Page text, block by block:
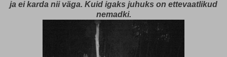
ja ei karda nii väga. Kuid igaks juhuks on ettevaatlikud
nemadki.